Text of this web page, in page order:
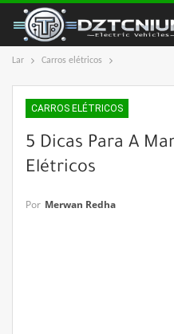
Lar Carros elétricos
CARROS ELÉTRICOS
5 Dicas Para A
Elétricos
Por Merwan Redha